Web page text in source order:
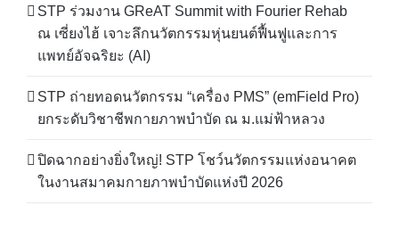
STP ร่วมงาน GReAT Summit with Fourier Rehab
ณ เซี่ยงไฮ้ เจาะลึกนวัตกรรมหุ่นยนต์ฟื้นฟูและการ
แพทย์อัจฉริยะ (AI)
STP ถ่ายทอดนวัตกรรม “เครื่อง PMS” (emField Pro)
ยกระดับวิชาชีพกายภาพบำบัด ณ ม.แม่ฟ้าหลวง
ปิดฉากอย่างยิ่งใหญ่! STP โชว์นวัตกรรมแห่งอนาคต
ในงานสมาคมกายภาพบำบัดแห่งปี 2026